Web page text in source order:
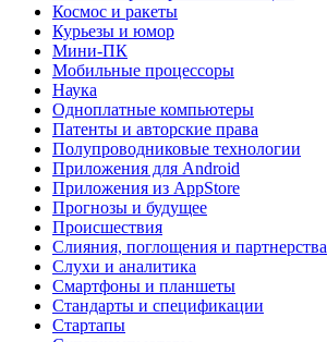
Космос и ракеты
Курьезы и юмор
Мини-ПК
Мобильные процессоры
Наука
Одноплатные компьютеры
Патенты и авторские права
Полупроводниковые технологии
Приложения для Android
Приложения из AppStore
Прогнозы и будущее
Происшествия
Слияния, поглощения и партнерства
Слухи и аналитика
Смартфоны и планшеты
Стандарты и спецификации
Стартапы